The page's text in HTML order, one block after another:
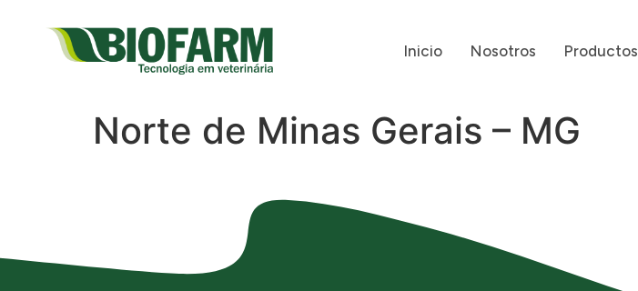
Inicio Nosotros Productos
Norte de Minas Gerais – MG